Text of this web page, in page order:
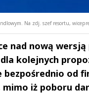
Na zdj. szef resortu,
nad nową
kolejnych
od
iż poboru